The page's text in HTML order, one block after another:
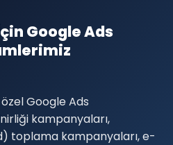
Google Ads
Google Ads
kampanyaları,
toplama kampanyaları, e-